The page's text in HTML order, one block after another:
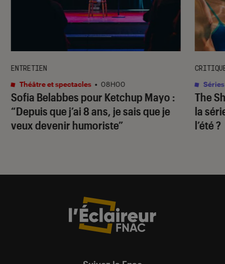
Sofia Belabbes pour Ketchup Mayo :
“Depuis que j’ai 8 ans, je sais que je
veux devenir humoriste”
ENTRETIEN
Théâtre et spectacles • 08H00
The
la
l’été ?
Séries